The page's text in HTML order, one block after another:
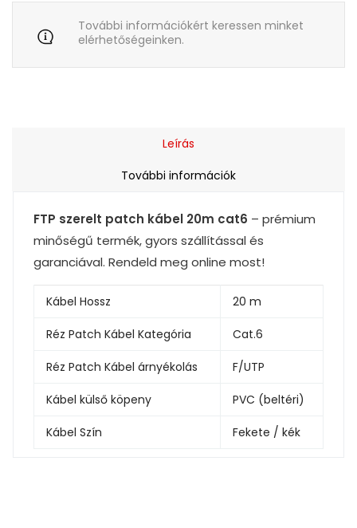
További információkért keressen minket
elérhetőségeinken.
Leírás
További információk
FTP szerelt patch kábel 20m cat6 – prémium
minőségű termék, gyors szállítással és
garanciával. Rendeld meg online most!
Kábel Hossz 20 m
Réz Patch Kábel Kategória Cat.6
Réz Patch Kábel árnyékolás F/UTP
Kábel külső köpeny PVC (beltéri)
Kábel Szín Fekete / kék